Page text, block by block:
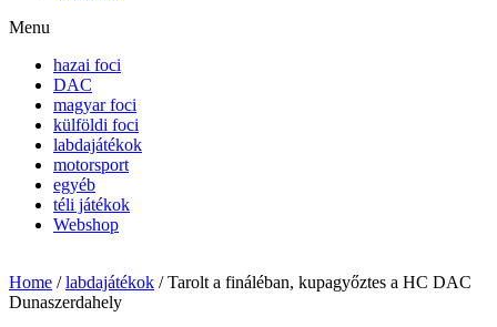
Menu
hazai foci
DAC
magyar foci
külföldi foci
labdajátékok
motorsport
egyéb
téli játékok
Webshop
Home /labdajátékok /Tarolt a fináléban, kupagyőztes a HC DAC
Dunaszerdahely